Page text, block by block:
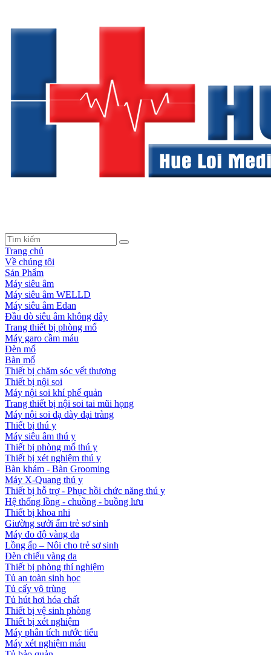
Trang chủ
Về chúng tôi
Sản Phẩm
Máy siêu âm
Máy siêu âm WELLD
Máy siêu âm Edan
Đầu dò siêu âm không dây
Trang thiết bị phòng mổ
Máy garo cầm máu
Đèn mổ
Bàn mổ
Thiết bị chăm sóc vết thương
Thiết bị nội soi
Máy nội soi khí phế quản
Trang thiết bị nội soi tai mũi họng
Máy nội soi dạ dày đại tràng
Thiết bị thú y
Máy siêu âm thú y
Thiết bị phòng mổ thú y
Thiết bị xét nghiệm thú y
Bàn khám - Bàn Grooming
Máy X-Quang thú y
Thiết bị hỗ trợ - Phục hồi chức năng thú y
Hệ thống lồng - chuồng - buồng lưu
Thiết bị khoa nhi
Giường sưởi ấm trẻ sơ sinh
Máy đo độ vàng da
Lồng ấp – Nôi cho trẻ sơ sinh
Đèn chiếu vàng da
Thiết bị phòng thí nghiệm
Tủ an toàn sinh học
Tủ cấy vô trùng
Tủ hút hơi hóa chất
Thiết bị vệ sinh phòng
Thiết bị xét nghiệm
Máy phân tích nước tiểu
Máy xét nghiệm máu